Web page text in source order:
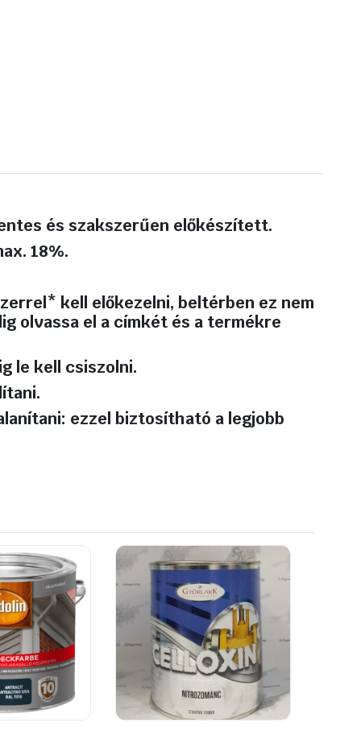
és szakszerűen előkészített.
18%.
kell előkezelni, beltérben ez nem
olvassa el a címkét és a termékre
le kell csiszolni.
ezzel biztosítható a legjobb